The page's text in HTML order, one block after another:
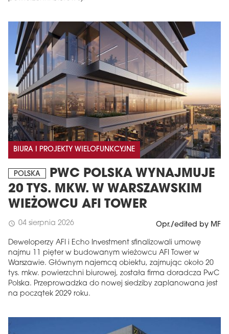
BIURA I PROJEKTY WIELOFUNKCYJNE
POLSKA
PWC POLSKA WYNAJMUJE
20 TYS. MKW. W WARSZAWSKIM
WIEŻOWCU AFI TOWER
schedule 04 sierpnia 2026 Opr./edited by MF
Deweloperzy AFI i Echo Investment sfinalizowali umowę
najmu 11 pięter w budowanym wieżowcu AFI Tower w
Warszawie. Głównym najemcą obiektu, zajmując około 20
tys. mkw. powierzchni biurowej, została firma doradcza PwC
Polska. Przeprowadzka do nowej siedziby zaplanowana jest
na początek 2029 roku.